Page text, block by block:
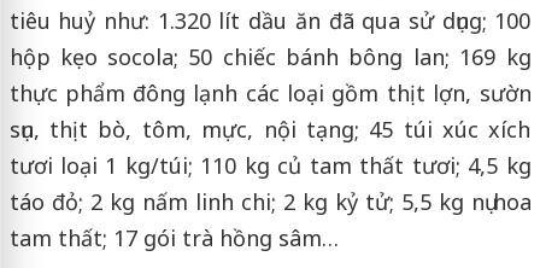
tiêu huỷ như: 1.320 lít dầu ăn đã qua sử dụng; 100
hộp kẹo socola; 50 chiếc bánh bông lan; 169 kg
thực phẩm đông lạnh các loại gồm thịt lợn, sườn
sụn, thịt bò, tôm, mực, nội tạng; 45 túi xúc xích
tươi loại 1 kg/túi; 110 kg củ tam thất tươi; 4,5 kg
táo đỏ; 2 kg nấm linh chi; 2 kg kỷ tử; 5,5 kg nụ hoa
tam thất; 17 gói trà hồng sâm…